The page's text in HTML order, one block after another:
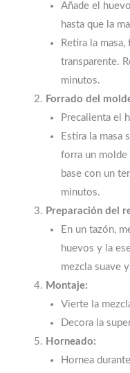
Añade el
hasta que la
Retira la
transparente.
minutos.
Forrado del
Precalienta el
Estira la masa
forra un molde
base con un
minutos.
Preparación del
En un tazón,
huevos y la
mezcla suave
Montaje:
Vierte la
Decora la
Horneado:
Hornea